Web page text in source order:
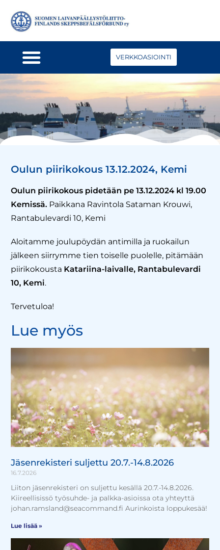
VERKKOASIOINTI
Oulun piirikokous 13.12.2024, Kemi
Oulun piirikokous pidetään pe 13.12.2024 kl 19.00
Kemissä. Paikkana Ravintola Sataman Krouwi,
Rantabulevardi 10, Kemi
Aloitamme joulupöydän antimilla ja ruokailun
jälkeen siirrymme tien toiselle puolelle, pitämään
piirikokousta Katariina-laivalle, Rantabulevardi
10, Kemi.
Tervetuloa!
Lue myös
Jäsenrekisteri suljettu 20.7.-14.8.2026
16.7.2026
Liiton jäsenrekisteri on suljettu kesällä 20.7.-14.8.2026.
Kiireellisissö työsuhde- ja palkka-asioissa ota yhteyttä
johan.ramsland@seacommand.fi Aurinkoista loppukesää!
Lue lisää »